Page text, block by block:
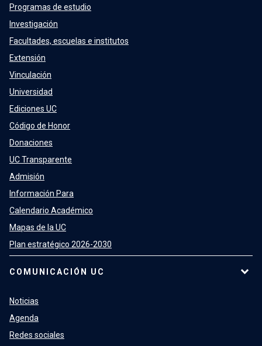
Programas de estudio
Investigación
Facultades, escuelas e institutos
Extensión
Vinculación
Universidad
Ediciones UC
Código de Honor
Donaciones
UC Transparente
Admisión
Información Para
Calendario Académico
Mapas de la UC
Plan estratégico 2026-2030
COMUNICACIÓN UC
Noticias
Agenda
Redes sociales